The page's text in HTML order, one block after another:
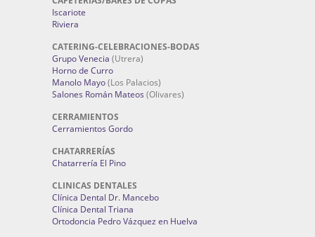
Iscariote
Riviera
CATERING-CELEBRACIONES-BODAS
Grupo Venecia (Utrera)
Horno de Curro
Manolo Mayo(Los Palacios)
Salones Román Mateos (Olivares)
CERRAMIENTOS
Cerramientos Gordo
CHATARRERÍAS
Chatarrería El Pino
CLINICAS DENTALES
Clínica Dental Dr. Mancebo
Clínica Dental Triana
Ortodoncia Pedro Vázquez en Huelva